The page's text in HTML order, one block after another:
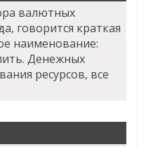
валютных
говорится краткая
наименование:
Денежных
ресурсов, все